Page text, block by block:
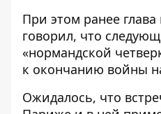
При этом ранее глава
говорил, что
«нормандской
к окончанию войны
Ожидалось, что